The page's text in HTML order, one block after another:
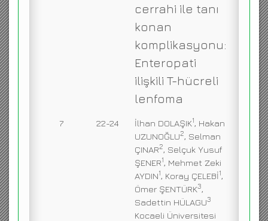
7 22-24
cerrahi ile tanı
konan
komplikasyonu:
Enteropati
ilişkili T-hücreli
lenfoma
İlhan DOLAŞIK1, Hakan
UZUNOĞLU2, Selman
ÇINAR2, Selçuk Yusuf
ŞENER1, Mehmet Zeki
AYDIN1, Koray ÇELEBİ1,
Ömer ŞENTÜRK3,
Sadettin HÜLAGU3
Kocaeli Üniversitesi